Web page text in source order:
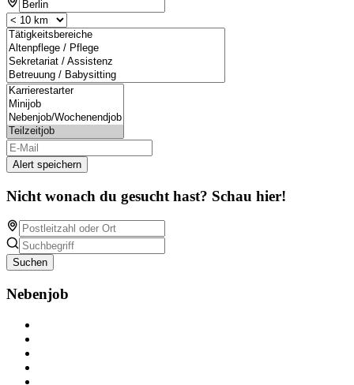
Alert speichern
Nicht wonach du gesucht hast? Schau hier!
Suchen
Nebenjob